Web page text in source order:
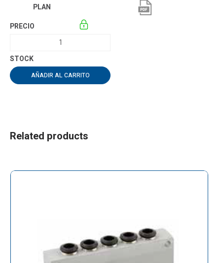
AÑADIR AL CARRITO
Related products